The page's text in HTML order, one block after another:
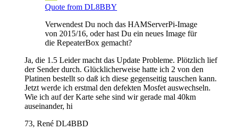
Quote from DL8BBY
Verwendest Du noch das HAMServerPi-Image
von 2015/16, oder hast Du ein neues Image für
die RepeaterBox gemacht?
Ja, die 1.5 Leider macht das Update Probleme. Plötzlich lief
der Sender durch. Glücklicherweise hatte ich 2 von den
Platinen bestellt so daß ich diese gegenseitig tauschen kann.
Jetzt werde ich erstmal den defekten Mosfet auswechseln.
Wie ich auf der Karte sehe sind wir gerade mal 40km
auseinander, hi
73, René DL4BBD